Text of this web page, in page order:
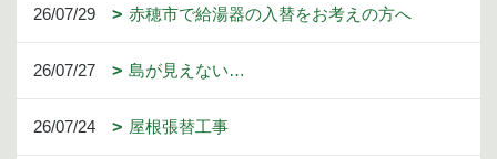
26/07/29 赤穂市で給湯器の入替をお考えの方へ
26/07/27 島が見えない…
26/07/24 屋根張替工事